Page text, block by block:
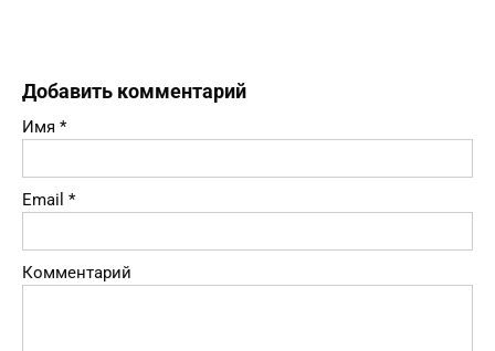
Добавить комментарий
Имя *
Email *
Комментарий